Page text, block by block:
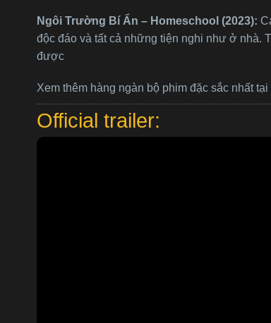
Ngôi Trường Bí Ẩn – Homeschool (2023):
độc đáo và tất cả những tiện nghi như ở nhà.
được
Xem thêm hàng ngàn bộ phim đặc sắc nhất tại
Official trailer: